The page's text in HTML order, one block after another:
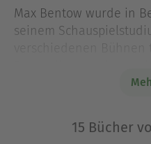
Max Bentow wurde in
seinem
renommierten Preisen
Bentow als einer der
Thrillerautoren15 Bücher